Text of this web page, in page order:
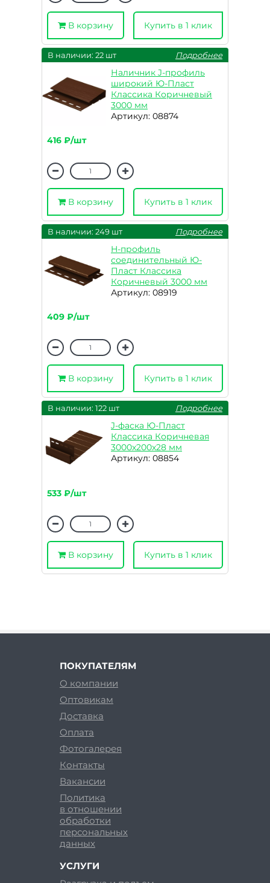
В корзину Купить в 1 клик
В наличии: 22 шт Подробнее
Наличник J-профиль
широкий Ю-Пласт
Классика Коричневый
3000 мм
Артикул: 08874
416 ₽/шт
В корзину Купить в 1 клик
В наличии: 249 шт Подробнее
H-профиль
соединительный Ю-
Пласт Классика
Коричневый 3000 мм
Артикул: 08919
409 ₽/шт
В корзину Купить в 1 клик
В наличии: 122 шт Подробнее
J-фаска Ю-Пласт
Классика Коричневая
3000х200х28 мм
Артикул: 08854
533 ₽/шт
В корзину Купить в 1 клик
ПОКУПАТЕЛЯМ
О компании
Оптовикам
Доставка
Оплата
Фотогалерея
Контакты
Вакансии
Политика
в отношении
обработки
персональных
данных
УСЛУГИ